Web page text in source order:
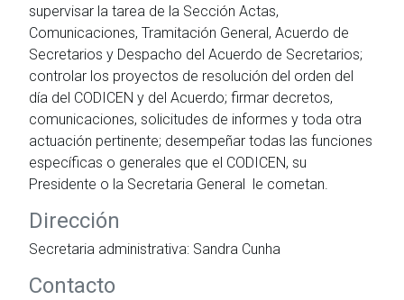
supervisar la tarea de la Sección Actas,
Comunicaciones, Tramitación General, Acuerdo de
Secretarios y Despacho del Acuerdo de Secretarios;
controlar los proyectos de resolución del orden del
día del CODICEN y del Acuerdo; firmar decretos,
comunicaciones, solicitudes de informes y toda otra
actuación pertinente; desempeñar todas las funciones
específicas o generales que el CODICEN, su
Presidente o la Secretaria General le cometan.
Dirección
Secretaria administrativa: Sandra Cunha
Contacto